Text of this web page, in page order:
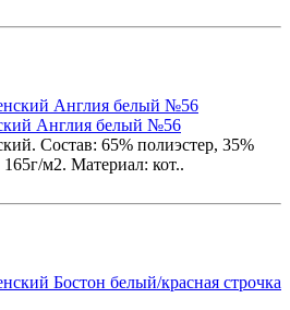
Англия белый №56
Состав: 65% полиэстер, 35%
м2. Материал: кот..